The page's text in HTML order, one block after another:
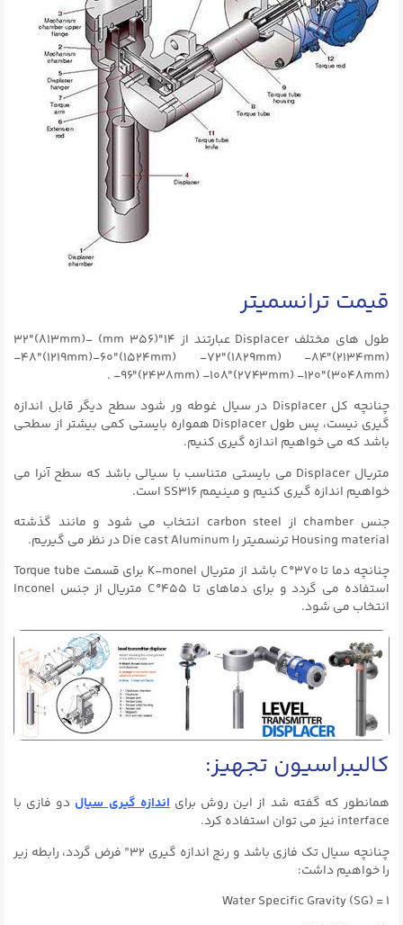
قیمت ترانسمیتر
طول های مختلف Displacer عبارتند از ۱۴″(۳۵۶ mm) -۳۲″(813mm)
-۴۸″(1219mm)-۶۰″(1524mm) -۷۲″(1829mm) -۸۴″(2134mm)
-۹۶″(2438mm) -۱۰۸″(2743mm) -۱۲۰″(3048mm) .
چنانچه کل Displacer در سیال غوطه ور شود سطح دیگر قابل اندازه
گیری نیست، پس طول Displacer همواره بایستی کمی بیشتر از سطحی
باشد که می خواهیم اندازه گیری کنیم.
متریال Displacer می بایستی متناسب با سیالی باشد که سطح آنرا می
خواهیم اندازه گیری کنیم و مینیمم SS316 است.
جنس chamber از carbon steel انتخاب می شود و مانند گذشته
Housing material ترنسمیتر را Die cast Aluminum در نظر می گیریم.
چنانچه دما تا ۳۷۰°C باشد از متریال K-monel برای قسمت Torque tube
استفاده می گردد و برای دماهای تا ۴۵۵°C متریال از جنس Inconel
انتخاب می شود.
کالیبراسیون تجهیز:
همانطور که گفته شد از این روش برایاندازه گیری سیال دو فازی با
interface نیز می توان استفاده کرد.
چنانچه سیال تک فازی باشد و رنج اندازه گیری ۳۲” فرض گردد، رابطه زیر
را خواهیم داشت:
Water Specific Gravity (SG) = 1